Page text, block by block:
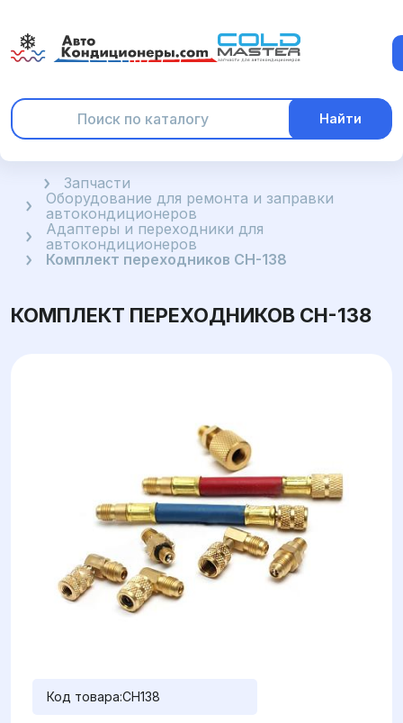
Найти
ГлавнаяЗапчасти
Оборудование для ремонта и заправки
автокондиционеров
Адаптеры и переходники для
автокондиционеров
Комплект переходников CH-138
КОМПЛЕКТ ПЕРЕХОДНИКОВ CH-138
Код товара:CH138